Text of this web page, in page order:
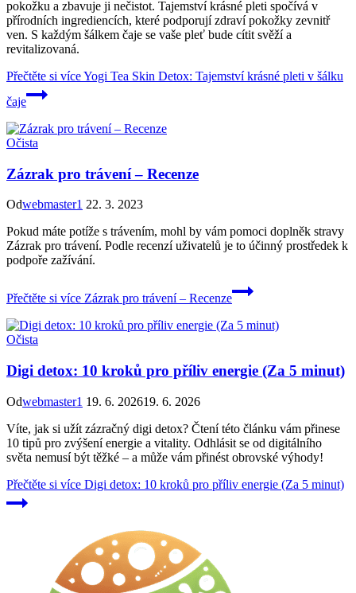
pokožku a zbavuje ji nečistot. Tajemství krásné pleti spočívá v
přírodních ingrediencích, které podporují zdraví pokožky zevnitř
ven. S každým šálkem čaje se vaše pleť bude cítit svěží a
revitalizovaná.
Přečtěte si víceYogi Tea Skin Detox: Tajemství krásné pleti v šálku
čaje
Očista
Zázrak pro trávení – Recenze
Odwebmaster1 22. 3. 2023
Pokud máte potíže s trávením, mohl by vám pomoci doplněk stravy
Zázrak pro trávení. Podle recenzí uživatelů je to účinný prostředek k
podpoře zažívání.
Přečtěte si více Zázrak pro trávení – Recenze
Očista
Digi detox: 10 kroků pro příliv energie (Za 5 minut)
Odwebmaster1 19. 6. 202619. 6. 2026
Víte, jak si užít zázračný digi detox? Čtení této článku vám přinese
10 tipů pro zvýšení energie a vitality. Odhlásit se od digitálního
světa nemusí být těžké – a může vám přinést obrovské výhody!
Přečtěte si více Digi detox: 10 kroků pro příliv energie (Za 5 minut)